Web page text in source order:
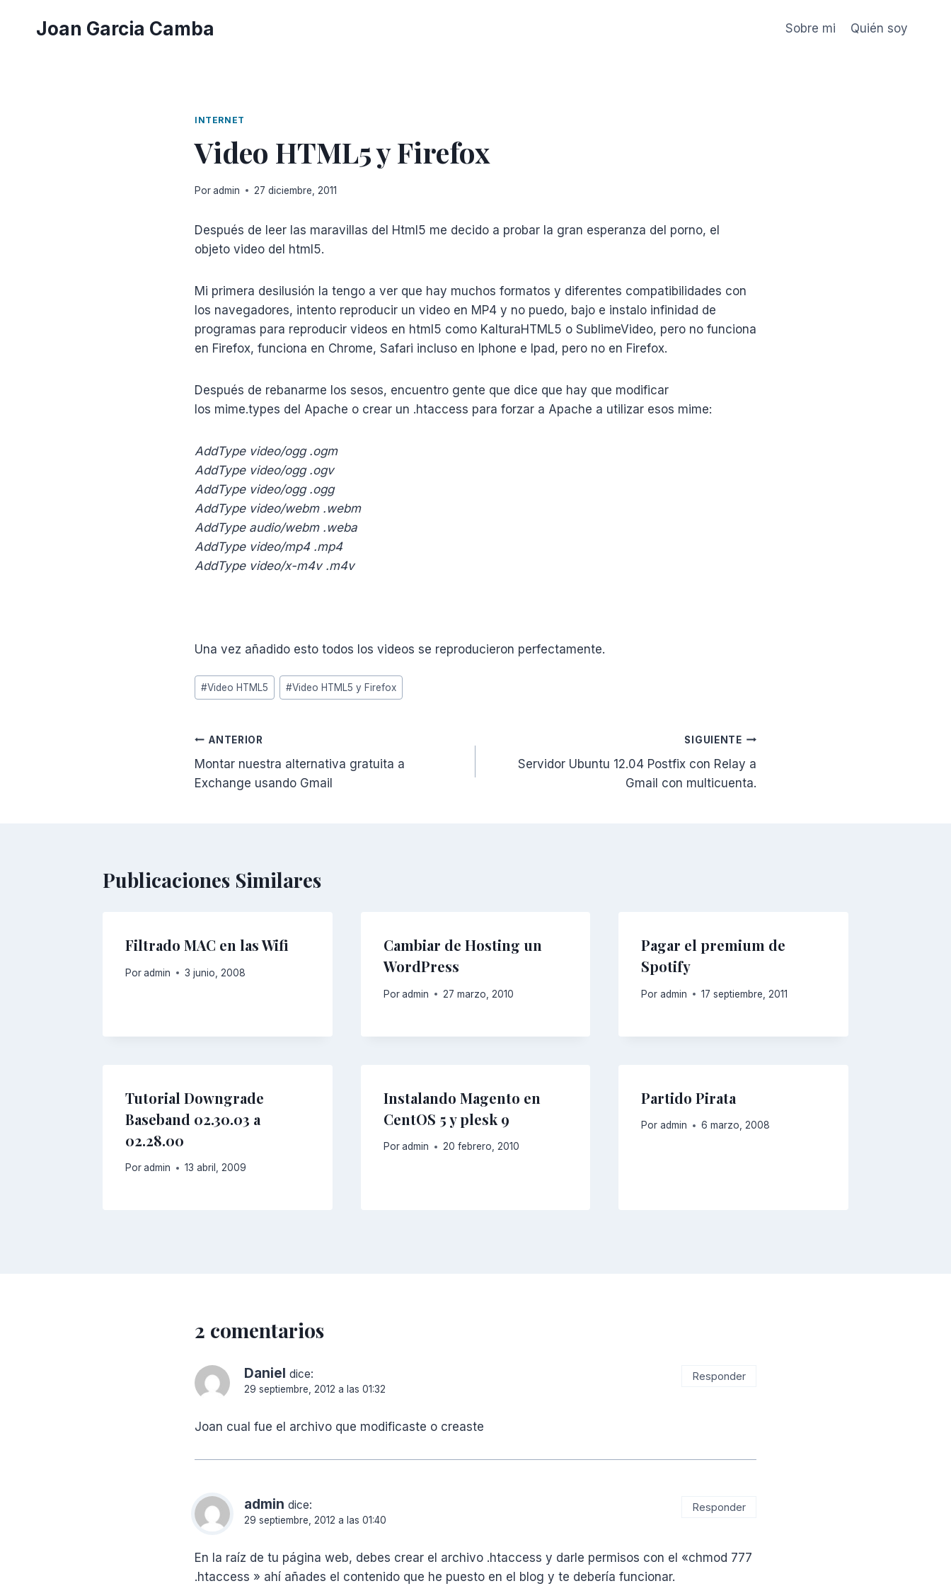
Joan Garcia Camba Sobre mi Quién soy
INTERNET
Video HTML5 y Firefox
Poradmin 27 diciembre, 2011
Después de leer las maravillas del Html5 me decido a probar la gran esperanza del porno, el
objeto video del html5.
Mi primera desilusión la tengo a ver que hay muchos formatos y diferentes compatibilidades con
los navegadores, intento reproducir un video en MP4 y no puedo, bajo e instalo infinidad de
programas para reproducir videos en html5 como KalturaHTML5 o SublimeVideo, pero no funciona
en Firefox, funciona en Chrome, Safari incluso en Iphone e Ipad, pero no en Firefox.
Después de rebanarme los sesos, encuentro gente que dice que hay que modificar
los mime.types del Apache o crear un .htaccess para forzar a Apache a utilizar esos mime:
AddType video/ogg .ogm
AddType video/ogg .ogv
AddType video/ogg .ogg
AddType video/webm .webm
AddType audio/webm .weba
AddType video/mp4 .mp4
AddType video/x-m4v .m4v
Una vez añadido esto todos los videos se reproducieron perfectamente.
Etiquetas
de
entrada:
#Video HTML5 #Video HTML5 y Firefox
Navegación
de
ANTERIOR
Montar nuestra alternativa gratuita a
Exchange usando Gmail
SIGUIENTE
Servidor Ubuntu 12.04 Postfix con Relay a
Gmail con multicuenta.
Publicaciones Similares
Filtrado MAC en las Wifi
Poradmin 3 junio, 2008
Cambiar de Hosting un
WordPress
Por admin 27 marzo, 2010
Pagar el premium de
Spotify
Por admin 17 septiembre, 2011
Tutorial Downgrade
Baseband 02.30.03 a
02.28.00
Poradmin 13 abril, 2009
Instalando Magento en
CentOS 5 y plesk 9
Por admin 20 febrero, 2010
Partido Pirata
Por admin 6 marzo, 2008
2 comentarios
Daniel dice:
29 septiembre, 2012 a las 01:32
Joan cual fue el archivo que modificaste o creaste
Responder
admin dice:
29 septiembre, 2012 a las 01:40
En la raíz de tu página web, debes crear el archivo .htaccess y darle permisos con el «chmod 777
.htaccess » ahí añades el contenido que he puesto en el blog y te debería funcionar.
Responder